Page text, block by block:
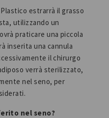
estrarrà il grasso
utilizzando un
praticare una piccola
inserita una cannula
il chirurgo
verrà sterilizzato,
nel seno, per
nel seno?